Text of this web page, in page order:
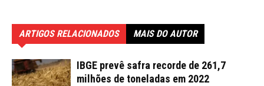
ARTIGOS RELACIONADOS MAIS DO AUTOR
IBGE prevê safra recorde de 261,7
milhões de toneladas em 2022